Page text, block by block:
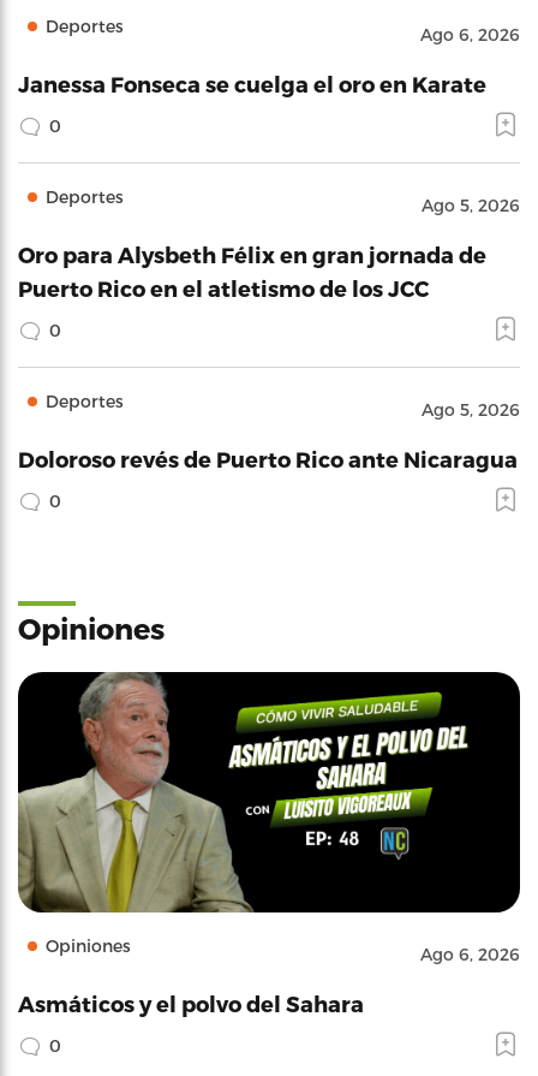
Deportes Ago 6, 2026
Janessa Fonseca se cuelga el oro en Karate
0
Deportes Ago 5, 2026
Oro para Alysbeth Félix en gran jornada de
Puerto Rico en el atletismo de los JCC
0
Deportes Ago 5, 2026
Doloroso revés de Puerto Rico ante Nicaragua
0
Opiniones
Opiniones Ago 6, 2026
Asmáticos y el polvo del Sahara
0